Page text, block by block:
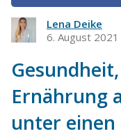
Lena Deike
6. August 2021
Ernährung
unter